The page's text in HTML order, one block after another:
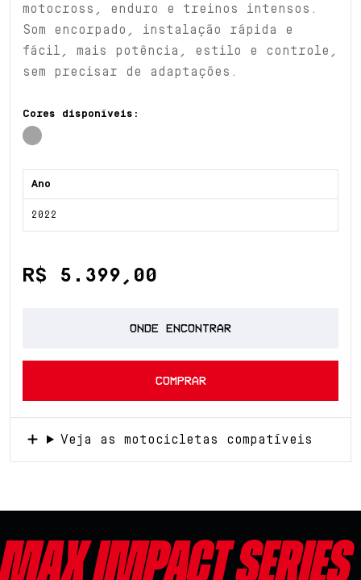
motocross, enduro e treinos intensos.
Som encorpado, instalação rápida e
fácil, mais potência, estilo e controle,
sem precisar de adaptações.
Cores disponíveis:
Ano
2022
R$ 5.399,00
ONDE ENCONTRAR
COMPRAR
Veja as motocicletas compatíveis
Max impact series